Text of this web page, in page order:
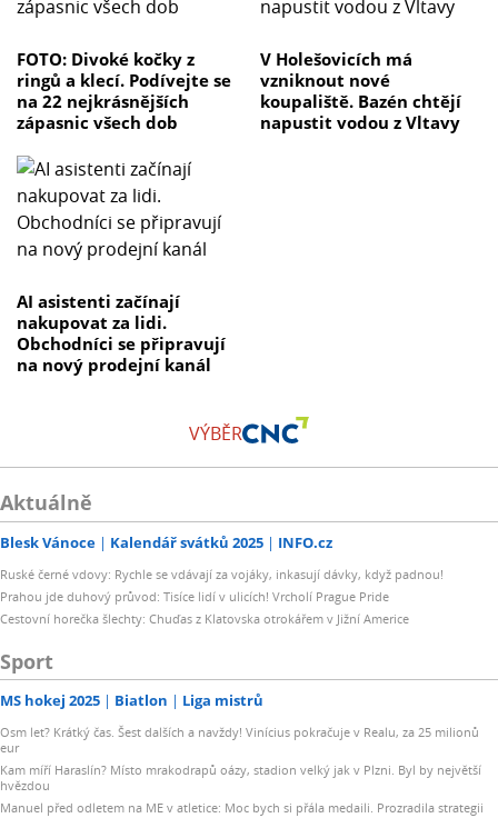
FOTO: Divoké kočky z
ringů a klecí. Podívejte se
na 22 nejkrásnějších
zápasnic všech dob
V Holešovicích má
vzniknout nové
koupaliště. Bazén chtějí
napustit vodou z Vltavy
AI asistenti začínají
nakupovat za lidi.
Obchodníci se připravují
na nový prodejní kanál
VÝBĚR
Aktuálně
Blesk Vánoce Kalendář svátků 2025 INFO.cz
Ruské černé vdovy: Rychle se vdávají za vojáky, inkasují dávky, když padnou!
Prahou jde duhový průvod: Tisíce lidí v ulicích! Vrcholí Prague Pride
Cestovní horečka šlechty: Chuďas z Klatovska otrokářem v Jižní Americe
Sport
MS hokej 2025 Biatlon Liga mistrů
Osm let? Krátký čas. Šest dalších a navždy! Vinícius pokračuje v Realu, za 25 milionů
eur
Kam míří Haraslín? Místo mrakodrapů oázy, stadion velký jak v Plzni. Byl by největší
hvězdou
Manuel před odletem na ME v atletice: Moc bych si přála medaili. Prozradila strategii